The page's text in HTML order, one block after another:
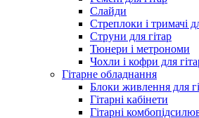
Слайди
Стреплоки і тримачі
Струни для гітар
Тюнери і метрономи
Чохли і кофри для
Гітарне обладнання
Блоки живлення для
Гітарні кабінети
Гітарні